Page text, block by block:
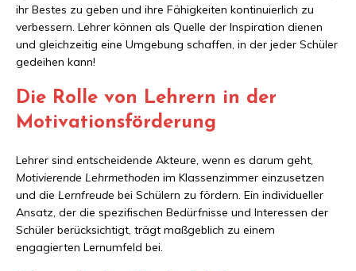
ihr Bestes zu geben und ihre Fähigkeiten kontinuierlich zu
verbessern. Lehrer können als Quelle der Inspiration dienen
und gleichzeitig eine Umgebung schaffen, in der jeder Schüler
gedeihen kann!
Die Rolle von Lehrern in der
Motivationsförderung
Lehrer sind entscheidende Akteure, wenn es darum geht,
Motivierende Lehrmethoden im Klassenzimmer einzusetzen
und die Lernfreude bei Schülern zu fördern. Ein individueller
Ansatz, der die spezifischen Bedürfnisse und Interessen der
Schüler berücksichtigt, trägt maßgeblich zu einem
engagierten Lernumfeld bei.